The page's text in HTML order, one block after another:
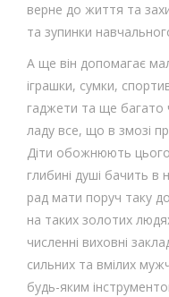
верне до життя та
та зупинки
А ще він допомагає
іграшки, сумки,
гаджети та ще багато
ладу все, що в змозі
Діти обожнюють
глибині душі бачить
рад мати поруч таку
на таких золотих
численні виховні
сильних та вмілих
будь-яким